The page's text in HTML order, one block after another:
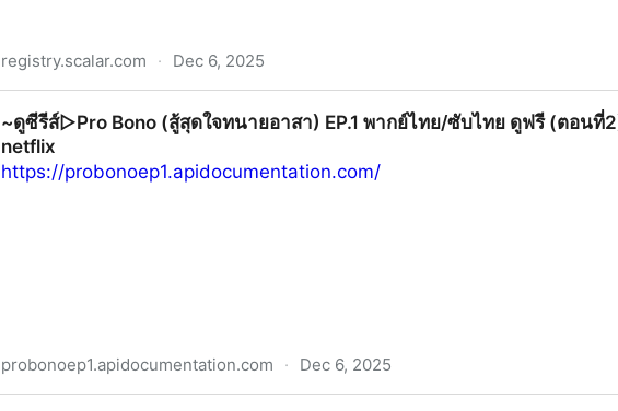
registry.scalar.com · Dec 6, 2025
~ดูซีรีส์▷Pro Bono (สู้สุดใจทนายอาสา) EP.1 พากย์ไทย/ซับไทย ดูฟรี (ตอนที่
netflix
https://probonoep1.apidocumentation.com/
probonoep1.apidocumentation.com · Dec 6, 2025